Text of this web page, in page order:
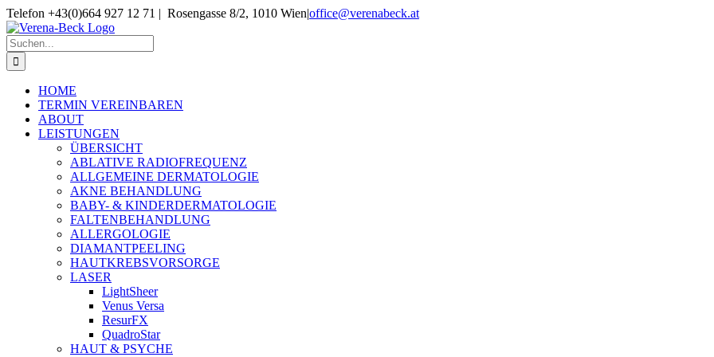
Skip
to
content
Telefon +43(0)664 927 12 71 | Rosengasse 8/2, 1010 Wien|office@verenabeck.at
Suche
nach:
HOME
TERMIN VEREINBAREN
ABOUT
LEISTUNGEN
ÜBERSICHT
ABLATIVE RADIOFREQUENZ
ALLGEMEINE DERMATOLOGIE
AKNE BEHANDLUNG
BABY- & KINDERDERMATOLOGIE
FALTENBEHANDLUNG
ALLERGOLOGIE
DIAMANTPEELING
HAUTKREBSVORSORGE
LASER
LightSheer
Venus Versa
ResurFX
QuadroStar
HAUT & PSYCHE